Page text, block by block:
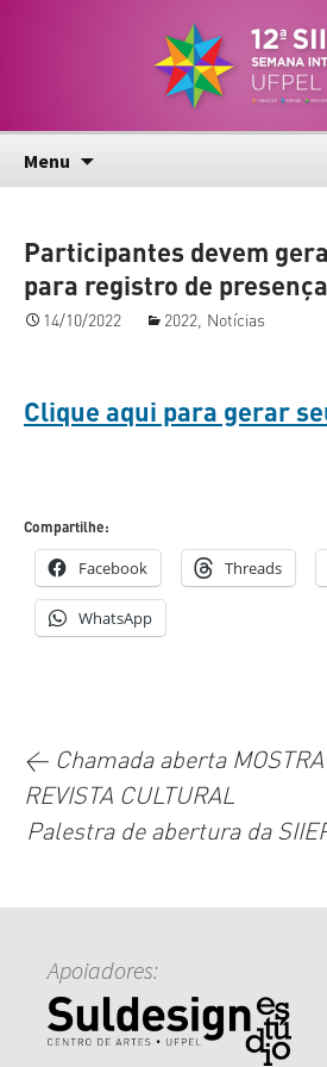
12ª SIIEPE
Semana Integrada de
Pesquisa e Extensão –
Menu
Participantes devem
para registro de presença
14/10/2022 2022 Notícias
Clique aqui para gerar
Compartilhe:
Facebook Threads
WhatsApp
Navegação
de
posts
← Chamada aberta
REVISTA CULTURAL
Palestra de abertura da
Apoiadores: